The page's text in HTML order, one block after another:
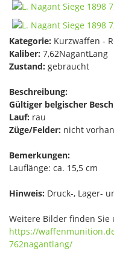
Kategorie: Kurzwaffen -
Kaliber: 7,62NagantLang
Zustand: gebraucht
Beschreibung:
Gültiger belgischer
Lauf: rau
Züge/Felder: nicht
Bemerkungen:
Lauflänge: ca. 15,5 cm
Hinweis: Druck-, Lager-
Weitere Bilder finden Sie
https://
762nagantlang/